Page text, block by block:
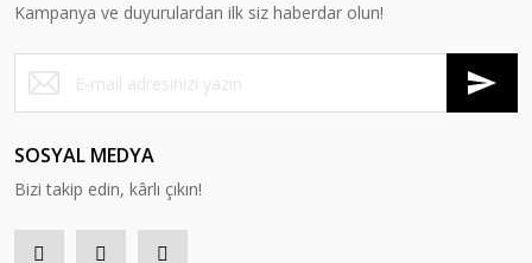
Kampanya ve duyurulardan ilk siz haberdar olun!
SOSYAL MEDYA
Bizi takip edin, kârlı çıkın!